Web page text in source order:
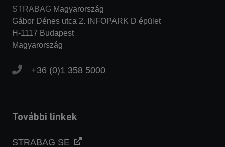
STRABAG Magyarország
Gábor Dénes utca 2. INFOPARK D épület
H-1117 Budapest
Magyarország
+36 (0)1 358 5000
További linkek
STRABAG SE